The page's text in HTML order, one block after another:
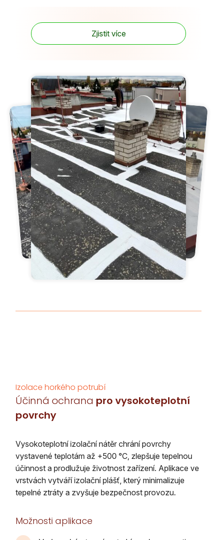
Zjistit více
Izolace horkého potrubí
Účinná ochrana pro vysokoteplotní
povrchy
Vysokoteplotní izolační nátěr chrání povrchy
vystavené teplotám až +500 °C, zlepšuje tepelnou
účinnost a prodlužuje životnost zařízení. Aplikace ve
vrstvách vytváří izolační plášť, který minimalizuje
tepelné ztráty a zvyšuje bezpečnost provozu.
Možnosti aplikace